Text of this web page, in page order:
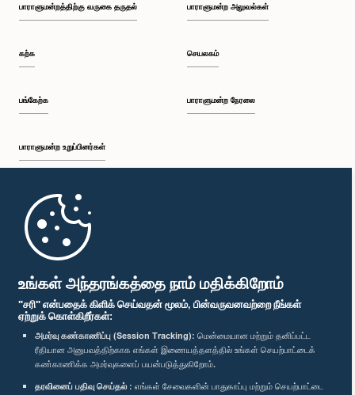
உங்கள் அந்தரங்கத்தை நாம் மதிக்கிறோம்
"சரி" என்பதைக் கிளிக் செய்வதன் மூலம், பின்வருவனவற்றை நீங்கள்
ஏற்றுக் கொள்கிறீர்கள்:
அமர்வு கண்காணிப்பு (Session Tracking): மென்மையான மற்றும் தனிப்பட்ட
ரீதியான அனுபவத்திற்காக எங்கள் இணையத்தளத்தில் உங்கள் செயற்பாட்டைக்
கண்காணிக்க அமர்வுகளைப் பயன்படுத்துகிறோம்.
தரவினைப் பதிவு செய்தல் : எங்கள் சேவைகளின் பாதுகாப்பு மற்றும் செயற்பாட்டை
பாராளுமன்றத்திற்கு வருகை தருதல்
கற்க
பங்கேற்க
பாராளுமன்ற உறுப்பினர்கள்
முதற்பக்கம்
பாராளுமன்ற அலுவல்கள்
செயலகம்
பாராளுமன்ற நேரலை
பாராளுமன்ற கையடக்க செயலி
எம்மை பின்தொடர்க :